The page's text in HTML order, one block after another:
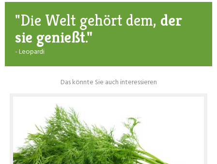
"Die Welt gehört dem, der
sie genießt."
- Leopardi
Das könnte Sie auch interessieren